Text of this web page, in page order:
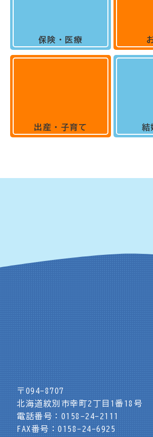
保険・医療
出産・子育て 結
〒094-8707
北海道紋別市幸町2丁目1番18号
電話番号：0158-24-2111
FAX番号：0158-24-6925